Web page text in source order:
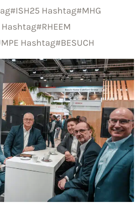
Hashtag#MHG
Hashtag#RHEEM
Hashtag#BESUCH